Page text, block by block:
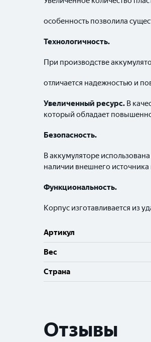
особенность позволила
Технологичность.
При производстве
отличается надежностью и
Увеличенный ресурс. В
который обладает
Безопасность.
В аккумуляторе
наличии внешнего
Функциональность.
Корпус изготавливается из
Артикул
Вес
Cтрана
Отзывы